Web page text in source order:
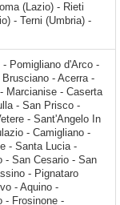
(Lazio) - Rieti
- Terni (Umbria) -
Santa Lucia - Montano - Marzanello - San Cesario - San Vittore del Lazio - Cassino - Pignataro Interamna - Pontecorvo - Aquino - Castrocielo - Ceprano - Frosinone - Ferentino - Cartiera-Stazione - Osteria della Fontana - Colleferro - Valmontone - San Cesareo